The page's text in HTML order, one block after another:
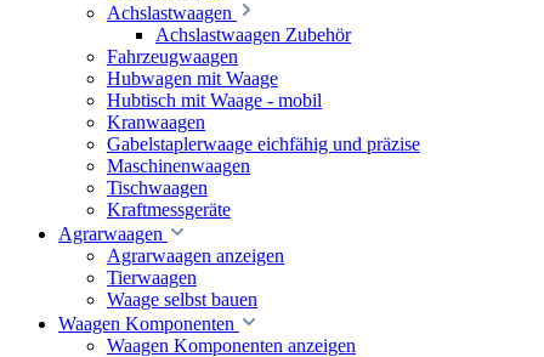
Achslastwaagen
Achslastwaagen Zubehör
Fahrzeugwaagen
Hubwagen mit Waage
Hubtisch mit Waage - mobil
Kranwaagen
Gabelstaplerwaage eichfähig und präzise
Maschinenwaagen
Tischwaagen
Kraftmessgeräte
Agrarwaagen
Agrarwaagen anzeigen
Tierwaagen
Waage selbst bauen
Waagen Komponenten
Waagen Komponenten anzeigen